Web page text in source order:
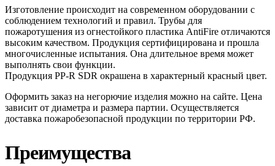
Изготовление происходит на современном оборудовании с
соблюдением технологий и правил. Трубы для
пожаротушения из огнестойкого пластика AntiFire отличаются
высоким качеством. Продукция сертифицирована и прошла
многочисленные испытания. Она длительное время может
выполнять свои функции.
Продукция PP-R SDR окрашена в характерный красный цвет.
Оформить заказ на негорючие изделия можно на сайте. Цена
зависит от диаметра и размера партии. Осуществляется
доставка пожаробезопасной продукции по территории РФ.
Преимущества